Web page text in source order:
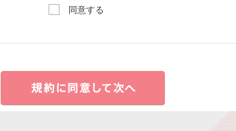
同意する